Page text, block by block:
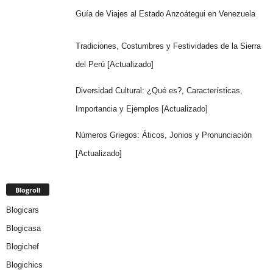
Guía de Viajes al Estado Anzoátegui en Venezuela
Tradiciones, Costumbres y Festividades de la Sierra
del Perú [Actualizado]
Diversidad Cultural: ¿Qué es?, Características,
Importancia y Ejemplos [Actualizado]
Números Griegos: Áticos, Jonios y Pronunciación
[Actualizado]
Blogroll
Blogicars
Blogicasa
Blogichef
Blogichics